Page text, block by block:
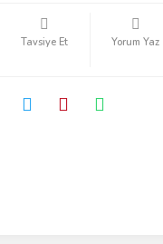
Tavsiye Et Yorum Yaz